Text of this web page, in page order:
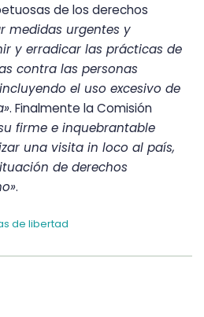
de los derechos
medidas urgentes y
y erradicar las prácticas de
contra las personas
el uso excesivo de
. Finalmente la Comisión
firme e inquebrantable
una visita in loco al país,
de derechos
.
de libertad